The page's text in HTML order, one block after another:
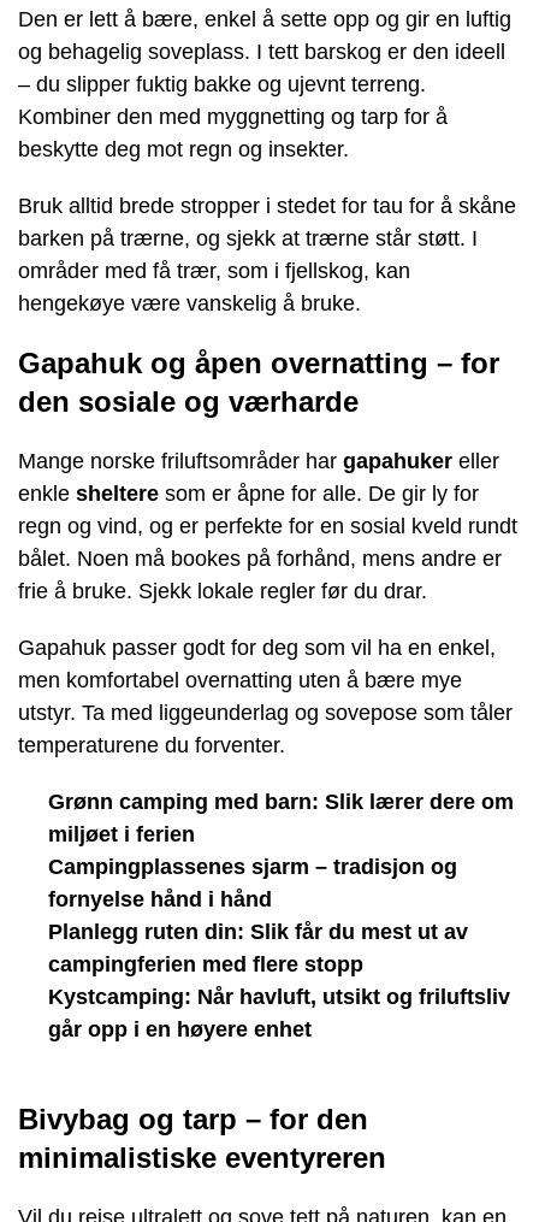
Den er lett å bære, enkel å sette opp og gir en luftig
og behagelig soveplass. I tett barskog er den ideell
– du slipper fuktig bakke og ujevnt terreng.
Kombiner den med myggnetting og tarp for å
beskytte deg mot regn og insekter.
Bruk alltid brede stropper i stedet for tau for å skåne
barken på trærne, og sjekk at trærne står støtt. I
områder med få trær, som i fjellskog, kan
hengekøye være vanskelig å bruke.
Gapahuk og åpen overnatting – for
den sosiale og værharde
Mange norske friluftsområder har gapahuker eller
enkle sheltere som er åpne for alle. De gir ly for
regn og vind, og er perfekte for en sosial kveld rundt
bålet. Noen må bookes på forhånd, mens andre er
frie å bruke. Sjekk lokale regler før du drar.
Gapahuk passer godt for deg som vil ha en enkel,
men komfortabel overnatting uten å bære mye
utstyr. Ta med liggeunderlag og sovepose som tåler
temperaturene du forventer.
Grønn camping med barn: Slik lærer dere om
miljøet i ferien
Campingplassenes sjarm – tradisjon og
fornyelse hånd i hånd
Planlegg ruten din: Slik får du mest ut av
campingferien med flere stopp
Kystcamping: Når havluft, utsikt og friluftsliv
går opp i en høyere enhet
Bivybag og tarp – for den
minimalistiske eventyreren
Vil du reise ultralett og sove tett på naturen, kan en